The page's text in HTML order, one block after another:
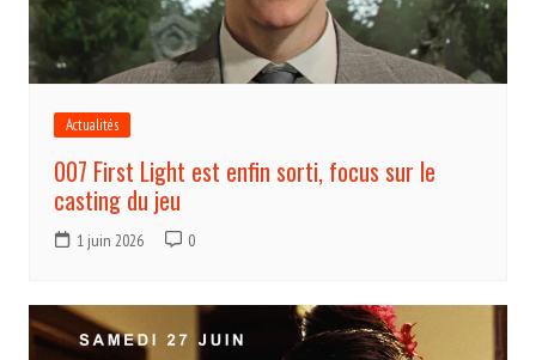
Actualités
007 First Light est enfin sorti, focus sur le
casting du jeu
1 juin 2026 0